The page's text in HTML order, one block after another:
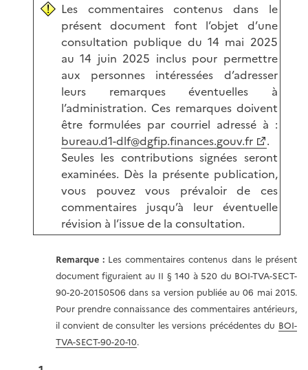
Les commentaires contenus dans le
présent document font l’objet d’une
consultation publique du 14 mai 2025
au 14 juin 2025 inclus pour permettre
aux personnes intéressées d’adresser
leurs remarques éventuelles à
l’administration. Ces remarques doivent
être formulées par courriel adressé à :
bureau.d1-dlf@dgfip.finances.gouv.fr
.
Seules les contributions signées seront
examinées. Dès la présente publication,
vous pouvez vous prévaloir de ces
commentaires jusqu’à leur éventuelle
révision à l’issue de la consultation.
Remarque :Les commentaires contenus dans le présent
document figuraient au II § 140 à 520 du BOI-TVA-SECT-
90-20-20150506 dans sa version publiée au 06 mai 2015.
Pour prendre connaissance des commentaires antérieurs,
il convient de consulter les versions précédentes du BOI-
TVA-SECT-90-20-10.